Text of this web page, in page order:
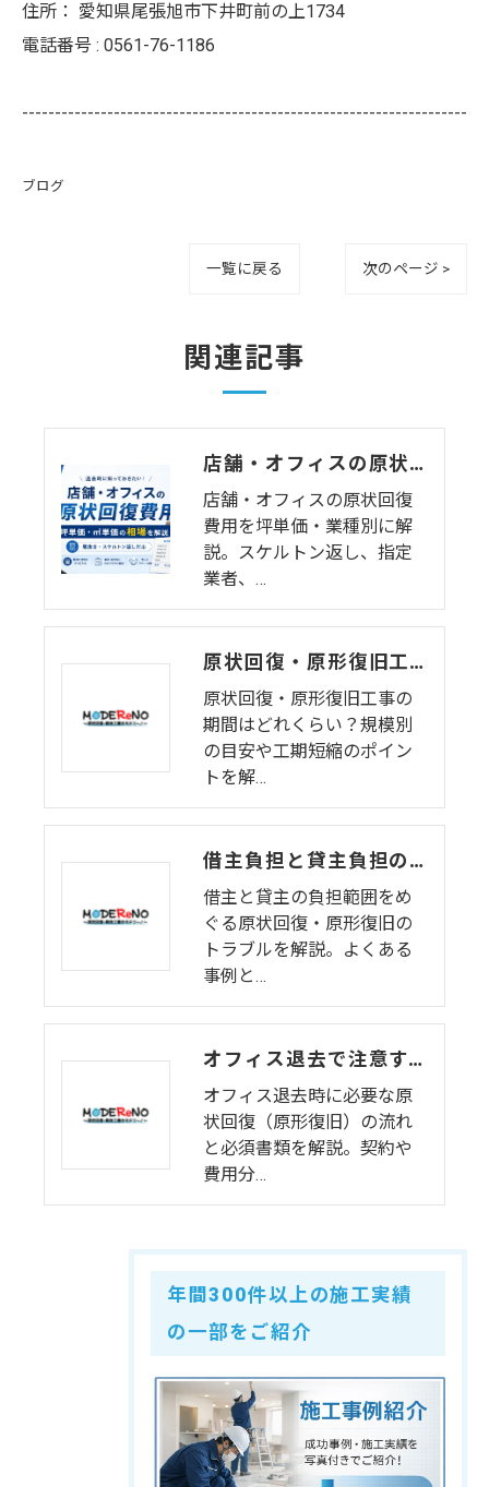
住所： 愛知県尾張旭市下井町前の上1734
電話番号 : 0561-76-1186
--------------------------------------------------------------------
ブログ
一覧に戻る 次のページ >
関連記事
店舗・オフィスの原状回復費用の相場はいくら？坪単価・業種別の内訳と費用を抑えるコツを徹底解説【2026年版】
店舗・オフィスの原状回復
費用を坪単価・業種別に解
説。スケルトン返し、指定
業者、…
原状回復・原形復旧工事にかかる期間はどのくらい？工期短縮のポイント
原状回復・原形復旧工事の
期間はどれくらい？規模別
の目安や工期短縮のポイン
トを解…
借主負担と貸主負担の境界線！原状回復・原形復旧でよくあるトラブル例
借主と貸主の負担範囲をめ
ぐる原状回復・原形復旧の
トラブルを解説。よくある
事例と…
オフィス退去で注意すべき原状回復・原形復旧の流れと必要書類
オフィス退去時に必要な原
状回復（原形復旧）の流れ
と必須書類を解説。契約や
費用分…
年間300件以上の施工実績
の一部をご紹介